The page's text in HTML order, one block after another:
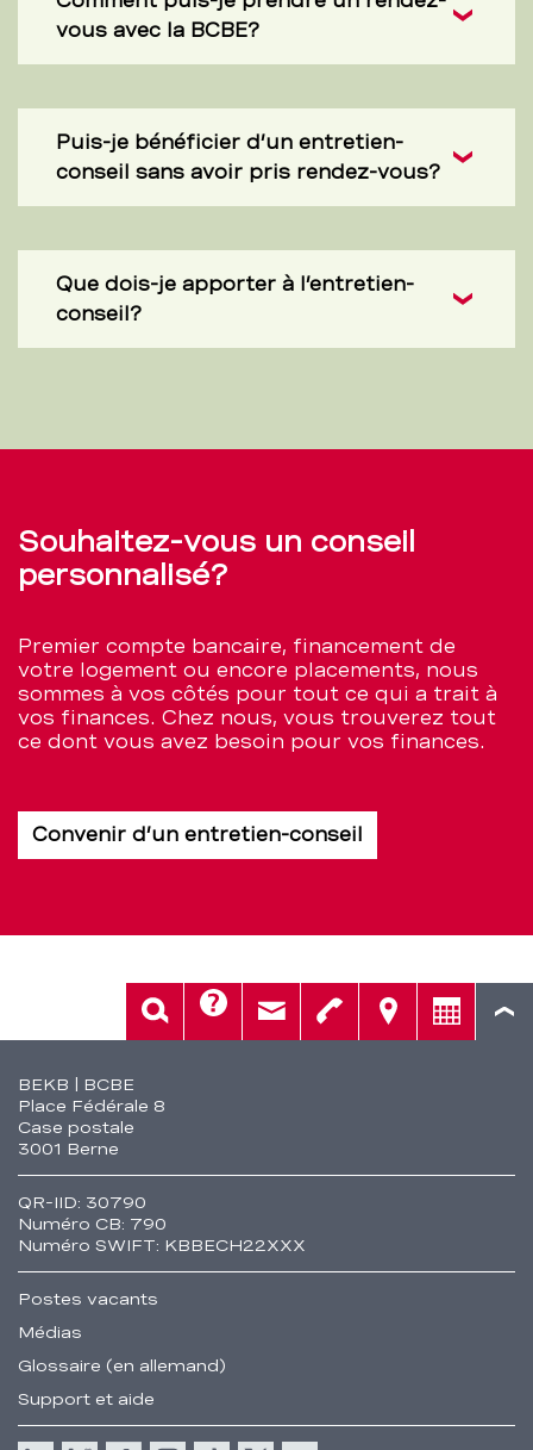
vous avec la BCBE?
Puis-je bénéficier d’un entretien-
conseil sans avoir pris rendez-vous?
Que dois-je apporter à l’entretien-
conseil?
Souhaitez-vous un conseil
personnalisé?
Premier compte bancaire, financement de
votre logement ou encore placements, nous
sommes à vos côtés pour tout ce qui a trait à
vos finances. Chez nous, vous trouverez tout
ce dont vous avez besoin pour vos finances.
Convenir d’un entretien-conseil
Fusszeile
BEKB | BCBE
Place Fédérale 8
Case postale
3001 Berne
QR-IID: 30790
Numéro CB: 790
Numéro SWIFT: KBBECH22XXX
Postes vacants
Médias
Glossaire (en allemand)
Support et aide